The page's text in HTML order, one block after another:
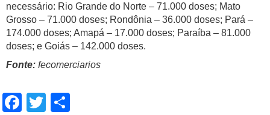
necessário: Rio Grande do Norte – 71.000 doses; Mato
Grosso – 71.000 doses; Rondônia – 36.000 doses; Pará –
174.000 doses; Amapá – 17.000 doses; Paraíba – 81.000
doses; e Goiás – 142.000 doses.
Fonte: fecomerciarios
Facebook
Twitter